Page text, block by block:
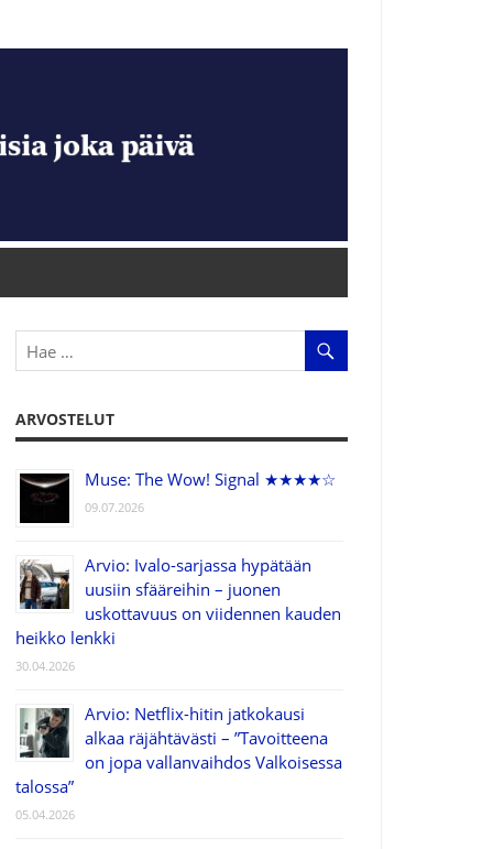
ARVOSTELUT
Muse: The Wow! Signal ★★★★☆
09.07.2026
Arvio: Ivalo-sarjassa hypätään
uusiin sfääreihin – juonen
uskottavuus on viidennen kauden
heikko lenkki
30.04.2026
Arvio: Netflix-hitin jatkokausi
alkaa räjähtävästi – ”Tavoitteena
on jopa vallanvaihdos Valkoisessa
talossa”
05.04.2026